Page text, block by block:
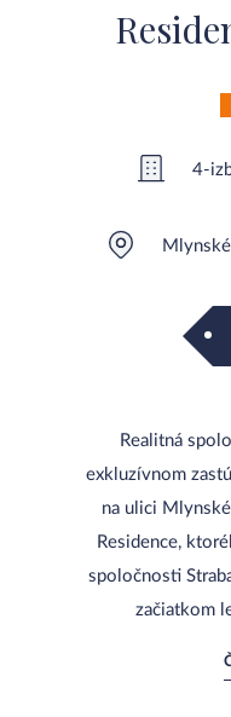
4-
Realitná
exkluzívnom
na ulici
Residence,
spoločnosti
začiatkom